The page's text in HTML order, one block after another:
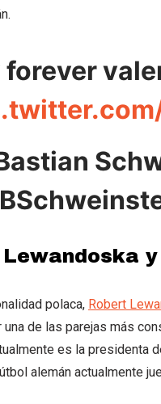
forever
Lewandoska
polaca, Robert
una de las parejas más
es la presidenta
alemán actualmente